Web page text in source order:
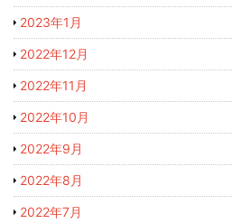
2023年1月
2022年12月
2022年11月
2022年10月
2022年9月
2022年8月
2022年7月